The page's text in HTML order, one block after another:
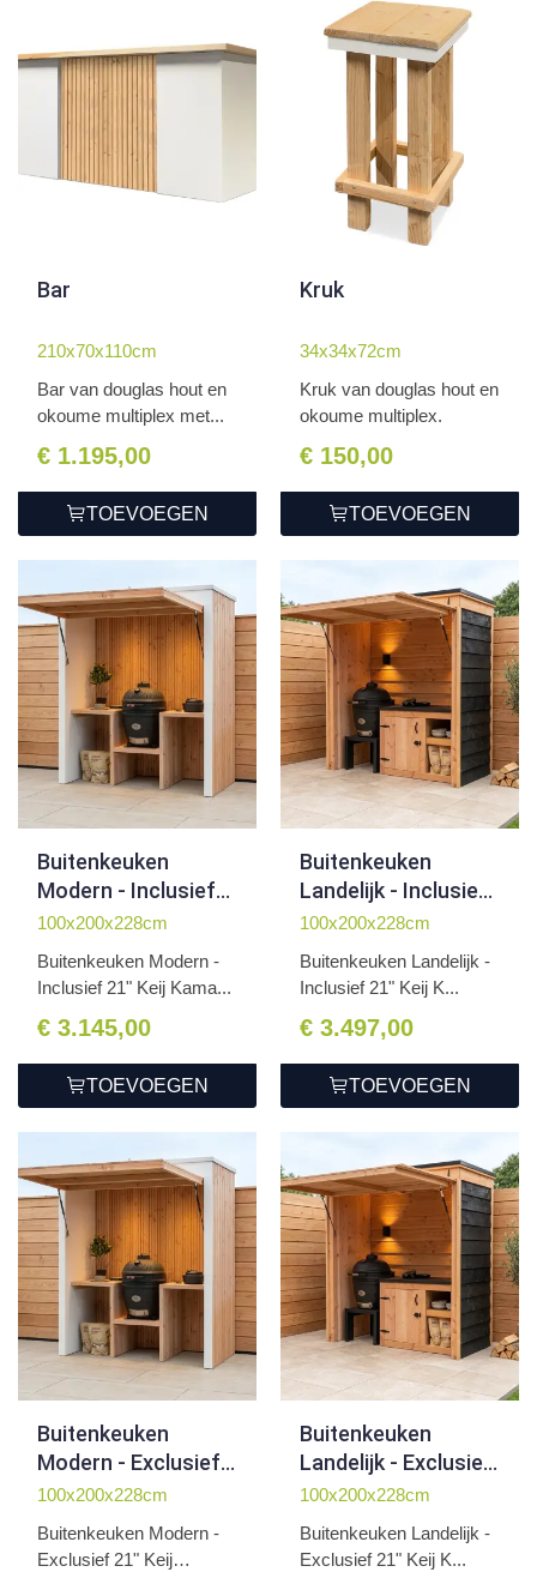
Bar
210x70x110cm
Bar van douglas hout en
okoume multiplex met...
€ 1.195,00
TOEVOEGEN
Kruk
34x34x72cm
Kruk van douglas hout en
okoume multiplex.
€ 150,00
TOEVOEGEN
Buitenkeuken
Modern - Inclusief
BBQ
100x200x228cm
Buitenkeuken Modern -
Inclusief 21" Keij Kama...
€ 3.145,00
TOEVOEGEN
Buitenkeuken
Landelijk - Inclusief
BBQ
100x200x228cm
Buitenkeuken Landelijk -
Inclusief 21" Keij K...
€ 3.497,00
TOEVOEGEN
Buitenkeuken
Modern - Exclusief
BBQ
100x200x228cm
Buitenkeuken Modern -
Exclusief 21" Keij
Buitenkeuken
Landelijk - Exclusief
BBQ
100x200x228cm
Buitenkeuken Landelijk -
Exclusief 21" Keij K...